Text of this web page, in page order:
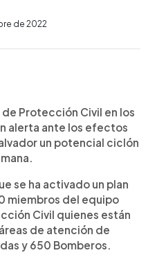
de 2022
Protección Civil en los
alerta ante los efectos
un potencial ciclón
se ha activado un plan
miembros del equipo
Civil quienes están
de atención de
y 650 Bomberos.